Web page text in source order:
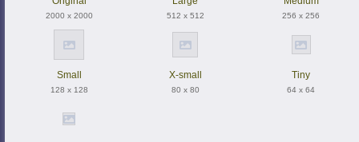
2000 x 2000 512 x 512 256 x 256
Small
128 x 128
X-small
80 x 80
Tiny
64 x 64